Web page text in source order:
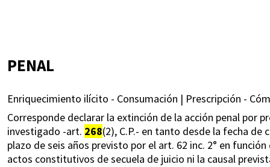
PENAL
Enriquecimiento ilícito - Consumación | Prescripción -
Corresponde declarar la extinción de la acción penal por
investigado -art. 268(2), C.P.- en tanto desde la fecha
plazo de seis años previsto por el art. 62 inc. 2° en
actos constitutivos de secuela de juicio ni la causal